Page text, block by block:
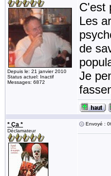
Depuis le: 21 janvier 2010
Status actuel: Inactif
Messages: 6872
C'est
Les
de
Je
* Ça *
Déclamateur
Envoyé :